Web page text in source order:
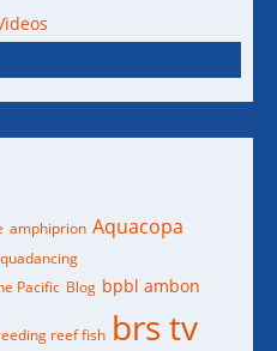
amphiprion Aquacopa
Pacific Blog bpbl ambon
reef fish brs tv